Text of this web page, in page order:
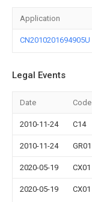
Application
CN2010201694905U
Legal Events
Date Code
2010-11-24 C14
2010-11-24 GR01
2020-05-19 CX01
2020-05-19 CX01